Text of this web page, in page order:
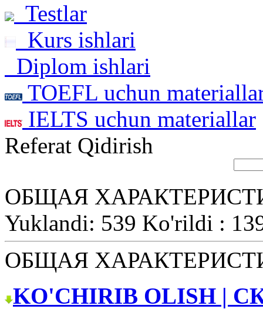
Testlar
Kurs ishlari
Diplom ishlari
TOEFL uchun
IELTS uchun materiallar
Referat Qidirish
ОБЩАЯ
Yuklandi: 539 Ko'rildi :
ОБЩАЯ
KO'CHIRIB OLISH |